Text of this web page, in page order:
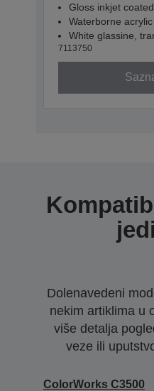
Gloss inkjet coated
Waterborne
White glassine,
7113750
Dolenavedeni
nekim artiklima u
više detalja
veze ili
ColorWorks C3500